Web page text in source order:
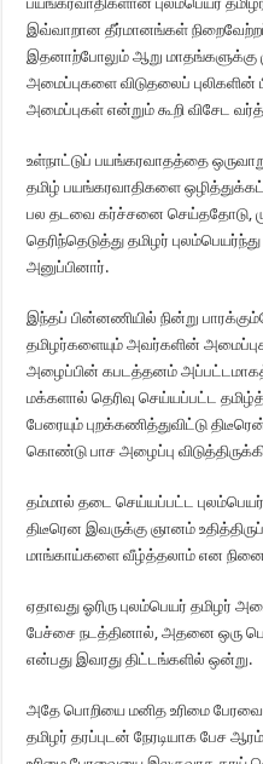
இவ்வாறான தீர்மானங்கள்
இதனாற்போலும் ஆறு மாதங்களுக்கு
அமைப்புகளை விடுதலைப்
அமைப்புகள் என்றும் கூறி விசேட
உள்நாட்டுப் பயங்கரவாதத்தை
தமிழ் பயங்கரவாதிகளை
பல தடவை கர்ச்சனை செய்ததோடு,
தெரிந்தெடுத்து தமிழர்
அனுப்பினார்.
இந்தப் பின்னணியில் நின்று
தமிழர்களையும் அவர்களின்
அழைப்பின் கபடத்தனம் அப்பட்டமாகத்
மக்களால் தெரிவு செய்யப்பட்ட
பேரையும் புறக்கணித்துவிட்டு
கொண்டு பாச அழைப்பு
தம்மால் தடை செய்யப்பட்ட
திடீரென இவருக்கு ஞானம்
மாங்காய்களை வீழ்த்தலாம் என
ஏதாவது ஓரிரு புலம்பெயர் தமிழர்
பேச்சை நடத்தினால், அதனை ஒரு
என்பது இவரது திட்டங்களில் ஒன்று.
அதே பொறியை மனித உரிமை
தமிழர் தரப்புடன் நேரடியாக பேச